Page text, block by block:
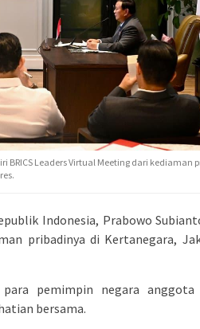
BRICS Leaders Virtual Meeting dari kediaman
Indonesia, Prabowo
pribadinya di Kertanegara,
pemimpin negara anggota
bersama.